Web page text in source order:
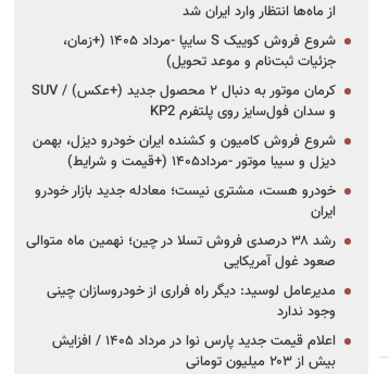
از ماه‌ها انتظار وارد ایران شد
شروع فروش کوییک S سایپا -مرداد ۱۴۰۵ (+زمان،
جزئیات ثبت‌نام و موعد تحویل)
کرمان موتور به دنبال ۲ محصول جدید (+عکس) / SUV
و سدان فول‌سایز روی پلتفرم KP2
شروع فروش کامیون و کشنده ایران خودرو دیزل، بهمن
دیزل و سیبا موتور -مرداد۱۴۰۵ (+قیمت و شرایط)
خودرو هست، مشتری نیست؛ معادله جدید بازار خودرو
ایران
رشد ۳۸ درصدی فروش تسلا در چین؛ نهمین ماه متوالی
صعود غول آمریکایی
مدیرعامل لوسید: دیگر راه فراری از خودروسازان چینی
وجود ندارد
اعلام قیمت جدید پارس نوا در مرداد ۱۴۰۵ / افزایش
بیش از ۲۰۳ میلیون تومانی